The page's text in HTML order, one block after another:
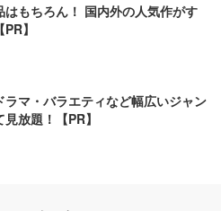
はもちろん！ 国内外の人気作がす
】
マ・バラエティなど幅広いジャン
放題！【PR】